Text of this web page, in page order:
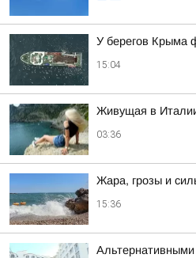
У берегов Крыма
15:04
Живущая в Италии
03:36
Жара, грозы и
15:36
Альтернативными